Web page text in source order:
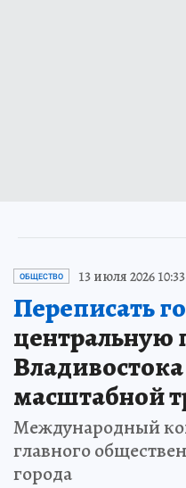
ОБЩЕСТВО 13 июля 2026 10:33
Переписать
центральную
масштабной
Международный
главного
города